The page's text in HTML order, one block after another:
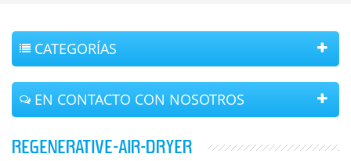
CATEGORÍAS
EN CONTACTO CON NOSOTROS
REGENERATIVE-AIR-DRYER